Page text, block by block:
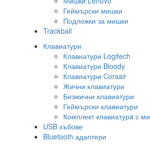
Геймърски мишки
Подложки за мишки
Trackball
Клавиатури
Клавиатури Logitech
Клавиатури Bloody
Клавиатури Corsair
Жични клавиатури
Безжични клавиатури
Геймърски клавиатури
Комплект клавиатурa с
USB хъбове
Bluetooth адаптери